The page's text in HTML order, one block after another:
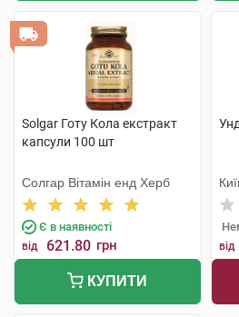
Solgar Готу Кола екстракт
капсули 100 шт
Солгар Вітамін енд Херб
Є в наявності
від 621.80 грн
КУПИТИ
від